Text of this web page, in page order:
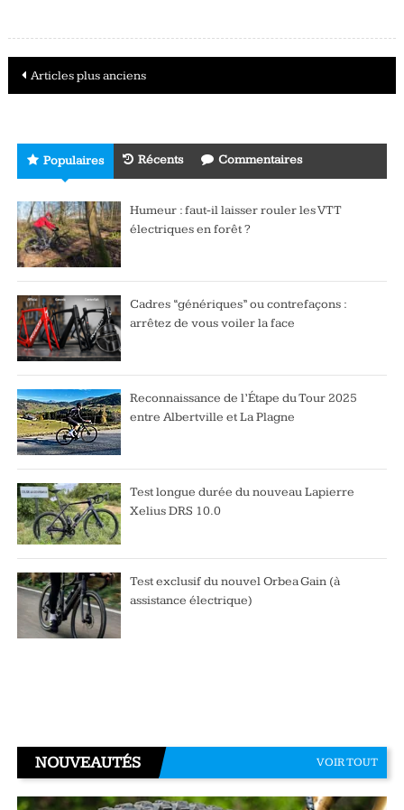
Navigation
des
articles
Articles plus anciens
Populaires Récents Commentaires
Humeur : faut-il laisser rouler les VTT
électriques en forêt ?
Cadres “génériques” ou contrefaçons :
arrêtez de vous voiler la face
Reconnaissance de l’Étape du Tour 2025
entre Albertville et La Plagne
Test longue durée du nouveau Lapierre
Xelius DRS 10.0
Test exclusif du nouvel Orbea Gain (à
assistance électrique)
NOUVEAUTÉS VOIR TOUT